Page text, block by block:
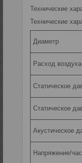
Технические
Технические
Диаметр
Расход воздуха
Статическое
Статическое
Акустическое
Напряжение/